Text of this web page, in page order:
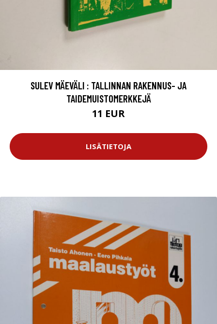
SULEV MÄEVÄLI : TALLINNAN RAKENNUS- JA
TAIDEMUISTOMERKKEJÄ
11 EUR
LISÄTIETOJA